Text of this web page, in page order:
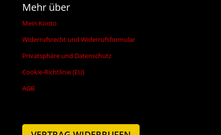
Mehr über
Mein Konto
Widerrufsrecht und Widerrufsformular
Privatsphäre und Datenschutz
Cookie-Richtlinie (EU)
AGB